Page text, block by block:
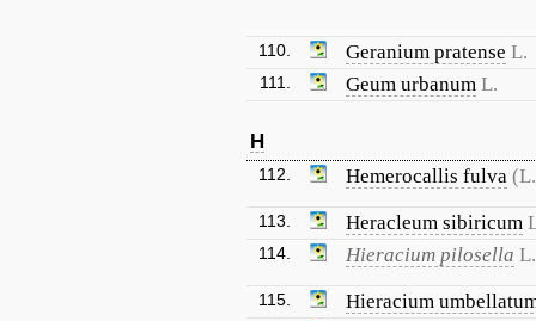
110. Geranium pratense L.
111. Geum urbanum L.
H
112. Hemerocallis fulva
113. Heracleum sibiricum
114. Hieracium pilosella L.
115. Hieracium